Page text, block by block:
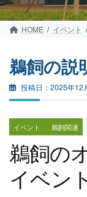
HOME イベント
鵜飼の説
2025年12
イベント 鵜飼関連
鵜飼の
イベン